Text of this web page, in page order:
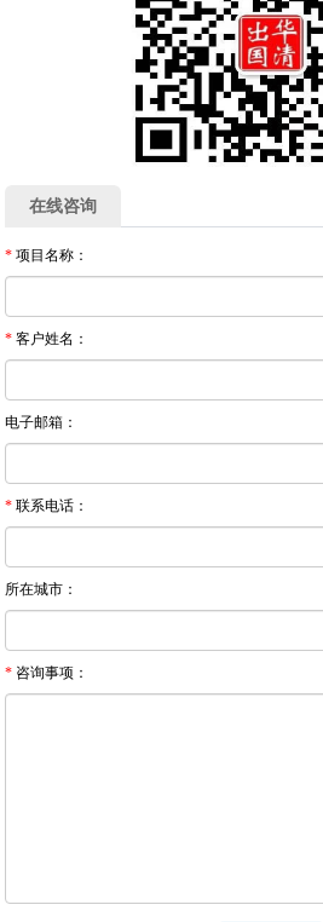
在线咨询
* 项目名称：
* 客户姓名：
电子邮箱：
* 联系电话：
所在城市：
* 咨询事项：